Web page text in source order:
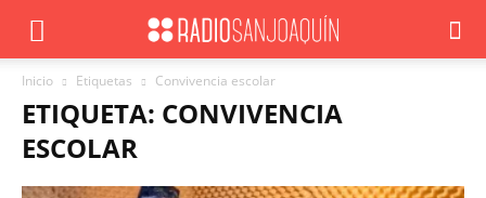
Inicio Etiquetas Convivencia escolar
ETIQUETA: CONVIVENCIA
ESCOLAR